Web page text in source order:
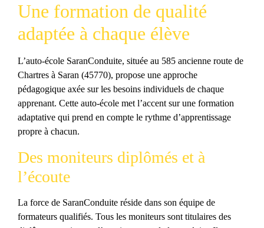
Une formation de qualité
adaptée à chaque élève
L’auto-école SaranConduite, située au 585 ancienne route de
Chartres à Saran (45770), propose une approche
pédagogique axée sur les besoins individuels de chaque
apprenant. Cette auto-école met l’accent sur une formation
adaptative qui prend en compte le rythme d’apprentissage
propre à chacun.
Des moniteurs diplômés et à
l’écoute
La force de SaranConduite réside dans son équipe de
formateurs qualifiés. Tous les moniteurs sont titulaires des